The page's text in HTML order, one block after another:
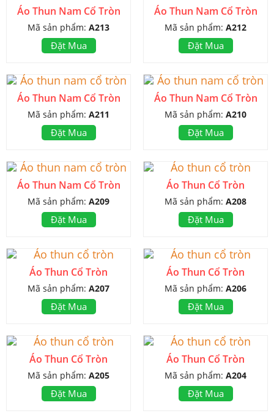
Áo Thun Nam Cổ Tròn
Mã sản phẩm: A213
Đặt Mua
Áo Thun Nam Cổ Tròn
Mã sản phẩm: A212
Đặt Mua
Áo Thun Nam Cổ Tròn
Mã sản phẩm: A211
Đặt Mua
Áo Thun Nam Cổ Tròn
Mã sản phẩm: A210
Đặt Mua
Áo Thun Nam Cổ Tròn
Mã sản phẩm: A209
Đặt Mua
Áo Thun Cổ Tròn
Mã sản phẩm: A208
Đặt Mua
Áo Thun Cổ Tròn
Mã sản phẩm: A207
Đặt Mua
Áo Thun Cổ Tròn
Mã sản phẩm: A206
Đặt Mua
Áo Thun Cổ Tròn
Mã sản phẩm: A205
Đặt Mua
Áo Thun Cổ Tròn
Mã sản phẩm: A204
Đặt Mua